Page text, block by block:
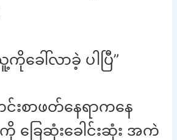
ခေါ်လာခဲ့ ပါပြီ”
းစာဖတ်နေရာကနေ
ခြေဆုံးခေါင်းဆုံး အကဲ